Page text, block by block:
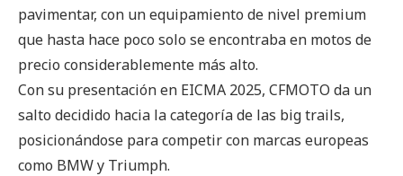
pavimentar, con un equipamiento de nivel premium
que hasta hace poco solo se encontraba en motos de
precio considerablemente más alto.
Con su presentación en EICMA 2025, CFMOTO da un
salto decidido hacia la categoría de las big trails,
posicionándose para competir con marcas europeas
como BMW y Triumph.